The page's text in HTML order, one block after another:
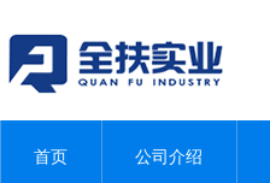
首页 公司介绍